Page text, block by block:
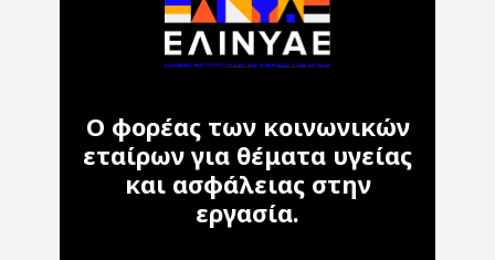
Ο φορέας των κοινωνικών
εταίρων για θέματα υγείας
και ασφάλειας στην
εργασία.